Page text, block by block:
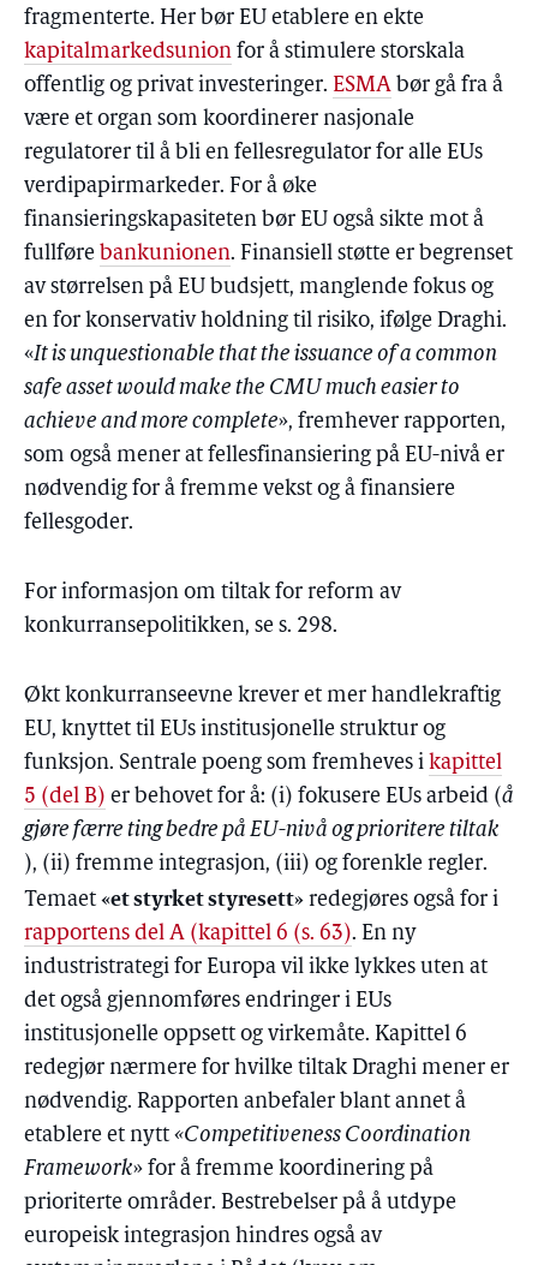
fragmenterte. Her bør EU etablere en ekte
kapitalmarkedsunion for å stimulere storskala
offentlig og privat investeringer. ESMA bør gå fra å
være et organ som koordinerer nasjonale
regulatorer til å bli en fellesregulator for alle EUs
verdipapirmarkeder. For å øke
finansieringskapasiteten bør EU også sikte mot å
fullføre bankunionen. Finansiell støtte er begrenset
av størrelsen på EU budsjett, manglende fokus og
en for konservativ holdning til risiko, ifølge Draghi.
«It is unquestionable that the issuance of a common
safe asset would make the CMU much easier to
achieve and more complete», fremhever rapporten,
som også mener at fellesfinansiering på EU-nivå er
nødvendig for å fremme vekst og å finansiere
fellesgoder.
For informasjon om tiltak for reform av
konkurransepolitikken, se s. 298.
Økt konkurranseevne krever et mer handlekraftig
EU, knyttet til EUs institusjonelle struktur og
funksjon. Sentrale poeng som fremheves i kapittel
5 (del B) er behovet for å: (i) fokusere EUs arbeid (å
gjøre færre ting bedre på EU-nivå og prioritere tiltak
), (ii) fremme integrasjon, (iii) og forenkle regler.
Temaet «et styrket styresett» redegjøres også for i
rapportens del A (kapittel 6 (s. 63). En ny
industristrategi for Europa vil ikke lykkes uten at
det også gjennomføres endringer i EUs
institusjonelle oppsett og virkemåte. Kapittel 6
redegjør nærmere for hvilke tiltak Draghi mener er
nødvendig. Rapporten anbefaler blant annet å
etablere et nytt «Competitiveness Coordination
Framework» for å fremme koordinering på
prioriterte områder. Bestrebelser på å utdype
europeisk integrasjon hindres også av